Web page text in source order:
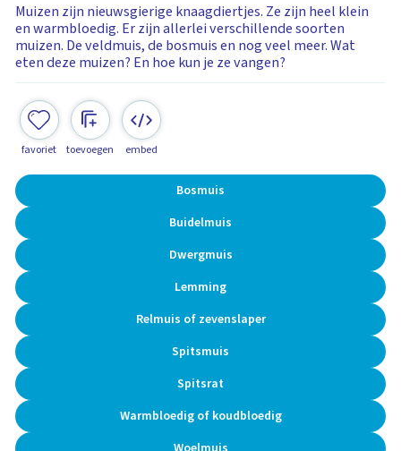
Muizen zijn nieuwsgierige knaagdiertjes. Ze zijn heel klein
en warmbloedig. Er zijn allerlei verschillende soorten
muizen. De veldmuis, de bosmuis en nog veel meer. Wat
eten deze muizen? En hoe kun je ze vangen?
favoriet toevoegen embed
Bosmuis
Buidelmuis
Dwergmuis
Lemming
Relmuis of zevenslaper
Spitsmuis
Spitsrat
Warmbloedig of koudbloedig